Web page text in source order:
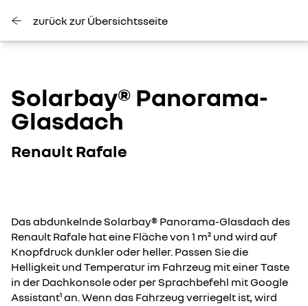
zurück zur Übersichtsseite
Solarbay® Panorama-
Glasdach
Renault Rafale
Das abdunkelnde Solarbay® Panorama-Glasdach des
Renault Rafale hat eine Fläche von 1 m² und wird auf
Knopfdruck dunkler oder heller. Passen Sie die
Helligkeit und Temperatur im Fahrzeug mit einer Taste
in der Dachkonsole oder per Sprachbefehl mit Google
Assistant¹ an. Wenn das Fahrzeug verriegelt ist, wird